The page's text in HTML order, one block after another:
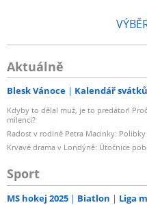
Aktuálně
Blesk Vánoce Kalendář
Kdyby to dělal muž, je to predátor!
milenci?
Radost v rodině Petra Macinky:
Krvavé drama v Londýně: Útočnice
Sport
MS hokej 2025 Biatlon Liga